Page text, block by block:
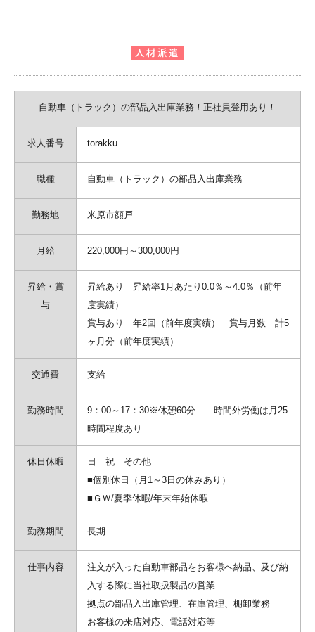
自動車（トラック）の部品入出庫業務！正社員登用あり！
求人番号 torakku
職種 自動車（トラック）の部品入出庫業務
勤務地 米原市顔戸
月給 220,000円～300,000円
昇給・賞
与
昇給あり 昇給率1月あたり0.0％～4.0％（前年
度実績）
賞与あり 年2回（前年度実績） 賞与月数 計5
ヶ月分（前年度実績）
交通費 支給
勤務時間
9：00～17：30※休憩60分 時間外労働は月25
時間程度あり
休日休暇
日 祝 その他
■個別休日（月1～3日の休みあり）
■ＧＷ/夏季休暇/年末年始休暇
勤務期間 長期
仕事内容
注文が入った自動車部品をお客様へ納品、及び納
入する際に当社取扱製品の営業
拠点の部品入出庫管理、在庫管理、棚卸業務
お客様の来店対応、電話対応等